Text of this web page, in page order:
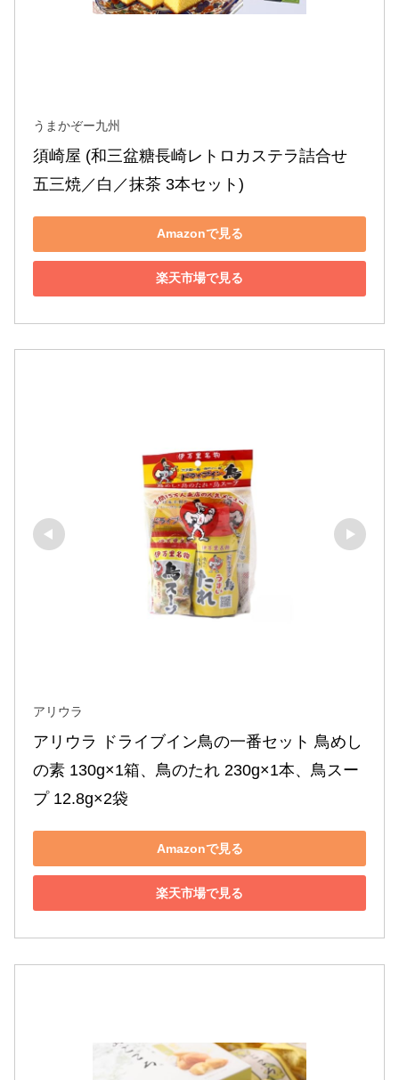
うまかぞー九州
須崎屋 (和三盆糖長崎レトロカステラ詰合せ
五三焼／白／抹茶 3本セット)
Amazonで見る
楽天市場で見る
アリウラ
アリウラ ドライブイン鳥の一番セット 鳥めし
の素 130g×1箱、鳥のたれ 230g×1本、鳥スー
プ 12.8g×2袋
Amazonで見る
楽天市場で見る